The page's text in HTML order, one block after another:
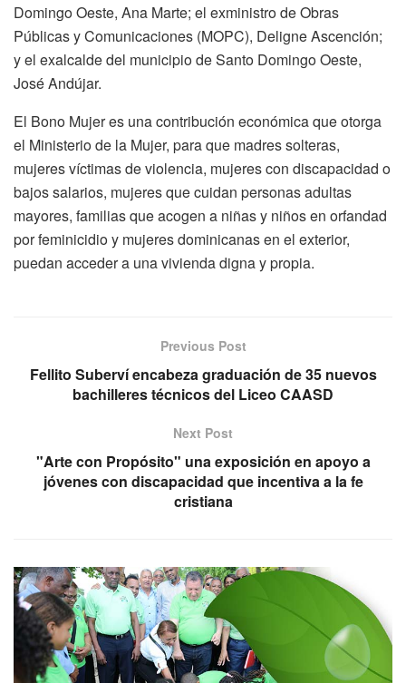
Domingo Oeste, Ana Marte; el exministro de Obras
Públicas y Comunicaciones (MOPC), Deligne Ascención;
y el exalcalde del municipio de Santo Domingo Oeste,
José Andújar.
El Bono Mujer es una contribución económica que otorga
el Ministerio de la Mujer, para que madres solteras,
mujeres víctimas de violencia, mujeres con discapacidad o
bajos salarios, mujeres que cuidan personas adultas
mayores, familias que acogen a niñas y niños en orfandad
por feminicidio y mujeres dominicanas en el exterior,
puedan acceder a una vivienda digna y propia.
Previous Post
Fellito Suberví encabeza graduación de 35 nuevos
bachilleres técnicos del Liceo CAASD
Next Post
"Arte con Propósito" una exposición en apoyo a
jóvenes con discapacidad que incentiva a la fe
cristiana